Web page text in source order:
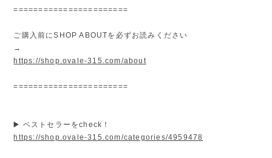
=======================
ご購入前にSHOP ABOUTを必ずお読みください
→
https://shop.ovale-315.com/about
=======================
▶️ ベストセラーをcheck！
https://shop.ovale-315.com/categories/4959478